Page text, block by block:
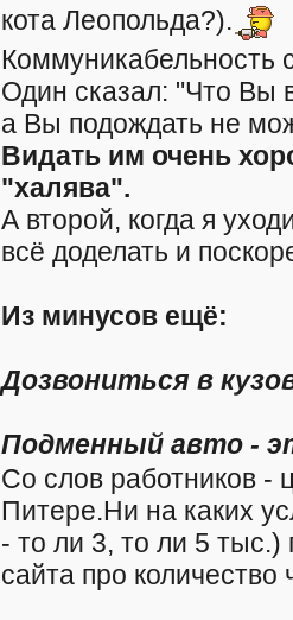
кота Леопольда?).
Коммуникабельность
Один сказал: "Что Вы
а Вы подождать не
Видать им очень
"халява".
А второй, когда я
всё доделать и
Из минусов ещё:
Дозвониться в
Подменный авто -
Со слов работников -
Питере.Ни на каких
- то ли 3, то ли 5
сайта про